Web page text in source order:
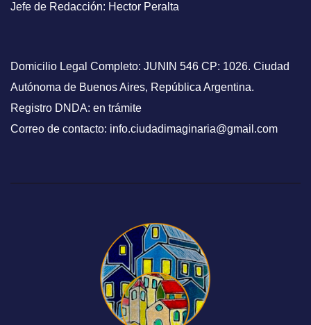
Jefe de Redacción: Hector Peralta
Domicilio Legal Completo: JUNIN 546 CP: 1026. Ciudad
Autónoma de Buenos Aires, República Argentina.
Registro DNDA: en trámite
Correo de contacto: info.ciudadimaginaria@gmail.com